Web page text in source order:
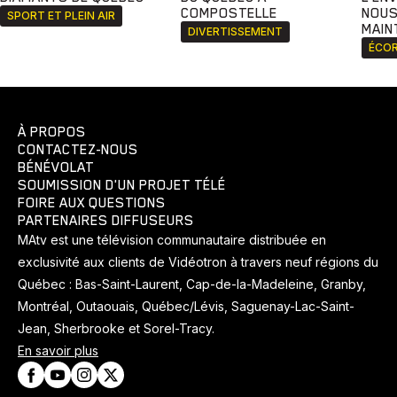
SPORT ET PLEIN AIR
COMPOSTELLE
DIVERTISSEMENT
À PROPOS
CONTACTEZ-NOUS
BÉNÉVOLAT
SOUMISSION D'UN PROJET TÉLÉ
FOIRE AUX QUESTIONS
PARTENAIRES DIFFUSEURS
MAtv est une télévision communautaire distribuée en
exclusivité aux clients de Vidéotron à travers neuf régions du
Québec : Bas-Saint-Laurent, Cap-de-la-Madeleine, Granby,
Montréal, Outaouais, Québec/Lévis, Saguenay-Lac-Saint-
Jean, Sherbrooke et Sorel-Tracy.
En savoir plus